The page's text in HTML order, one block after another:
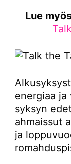
Lue
energiaa
syksyn
ahmaissut
ja